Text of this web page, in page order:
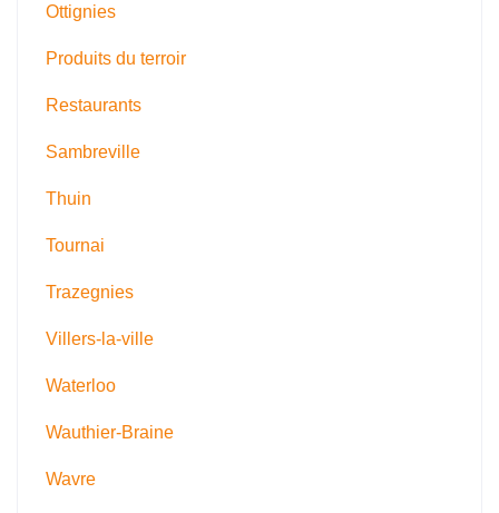
Ottignies
Produits du terroir
Restaurants
Sambreville
Thuin
Tournai
Trazegnies
Villers-la-ville
Waterloo
Wauthier-Braine
Wavre